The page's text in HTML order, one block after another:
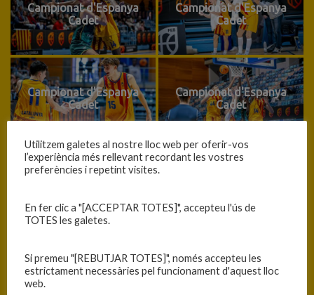
Campionat d'Espanya
Cadet
Campionat d'Espanya
Cadet
Campionat d'Espanya
Cadet
Campionat d'Espanya
Cadet
Campionat d'Espanya
Campionat d'Espanya
Cadet
Campionat d'Espanya
Cadet
Utilitzem galetes al nostre lloc web per oferir-vos
l’experiència més rellevant recordant les vostres
preferències i repetint visites.
En fer clic a "[ACCEPTAR TOTES]", accepteu l'ús de
TOTES les galetes.
Si premeu "[REBUTJAR TOTES]", només accepteu les
estrictament necessàries pel funcionament d'aquest lloc
web.